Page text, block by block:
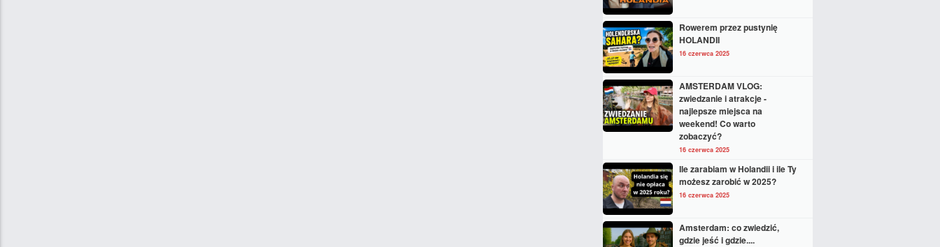
Rowerem przez pustynię
HOLANDII
16 czerwca 2025
AMSTERDAM VLOG:
zwiedzanie i atrakcje -
najlepsze miejsca na
weekend! Co warto
zobaczyć?
16 czerwca 2025
Ile zarabiam w Holandii i ile Ty
możesz zarobić w 2025?
16 czerwca 2025
Amsterdam: co zwiedzić,
gdzie jeść i gdzie....